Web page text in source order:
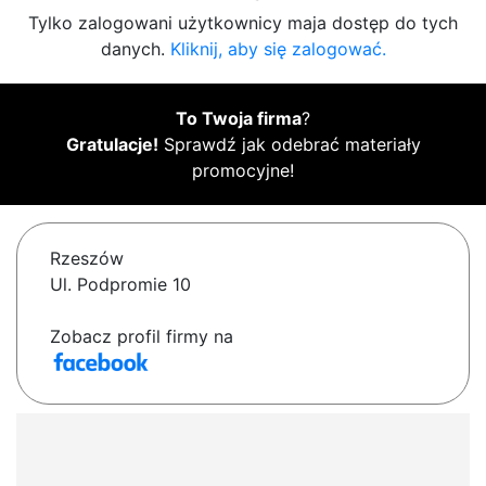
Tylko zalogowani użytkownicy maja dostęp do tych
danych. Kliknij, aby się zalogować.
To Twoja firma?
Gratulacje! Sprawdź jak odebrać materiały
promocyjne!
Rzeszów
Ul. Podpromie 10
Zobacz profil firmy na